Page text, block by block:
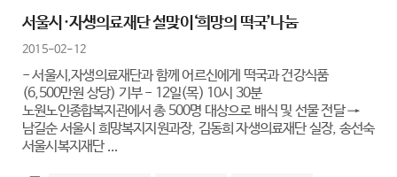
서울시·자생의료재단 설맞이‘희망의 떡국’나눔
2015-02-12
- 서울시,자생의료재단과 함께 어르신에게 떡국과 건강식품
(6,500만원 상당) 기부 - 12일(목) 10시 30분
노원노인종합복지관에서 총 500명 대상으로 배식 및 선물 전달 →
남길순 서울시 희망복지지원과장, 김동희 자생의료재단 실장, 송선숙
서울시복지재단 ...